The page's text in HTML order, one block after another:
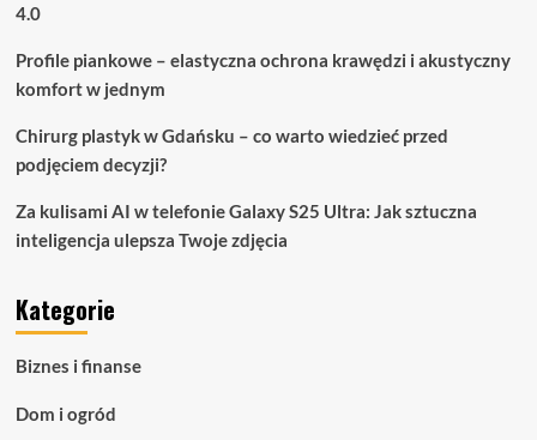
4.0
Profile piankowe – elastyczna ochrona krawędzi i akustyczny
komfort w jednym
Chirurg plastyk w Gdańsku – co warto wiedzieć przed
podjęciem decyzji?
Za kulisami AI w telefonie Galaxy S25 Ultra: Jak sztuczna
inteligencja ulepsza Twoje zdjęcia
Kategorie
Biznes i finanse
Dom i ogród